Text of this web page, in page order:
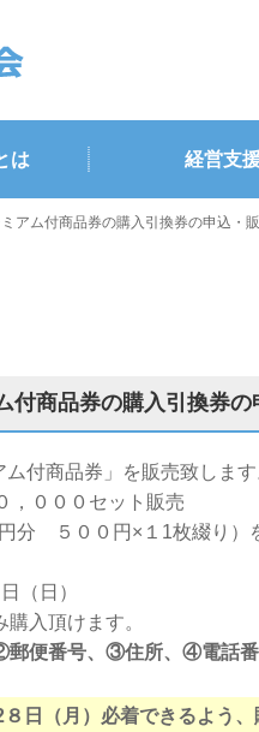
は 経営支
アム付商品券の購入引換券の申込・
付商品券の購入引換券
付商品券」を販売致しま
，０００セット販売
分 ５００円×１1枚綴り）
（日）
入頂けます。
便番号、③住所、④電話
（月）必着できるよう、